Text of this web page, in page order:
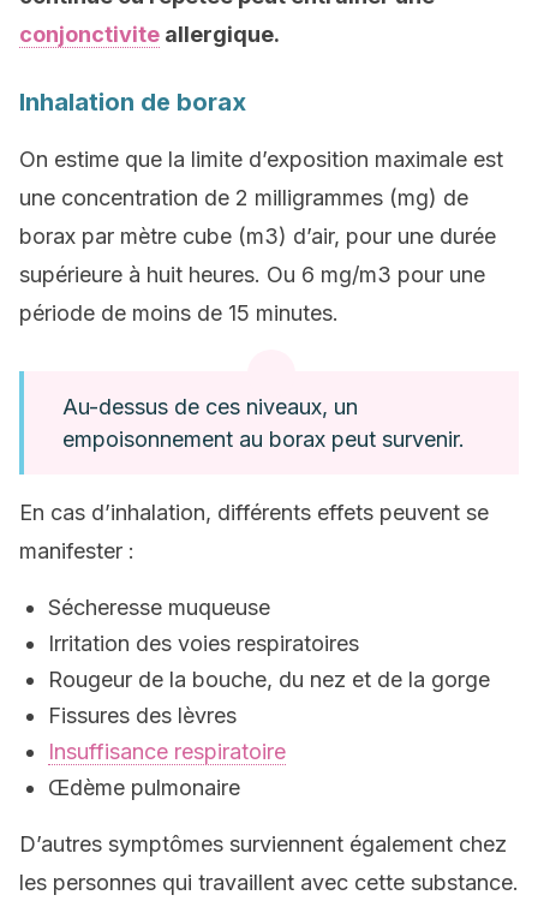
conjonctivite allergique.
Inhalation de borax
On estime que la limite d’exposition maximale est
une concentration de 2 milligrammes (mg) de
borax par mètre cube (m3) d’air, pour une durée
supérieure à huit heures. Ou 6 mg/m3 pour une
période de moins de 15 minutes.
Au-dessus de ces niveaux, un
empoisonnement au borax peut survenir.
En cas d’inhalation, différents effets peuvent se
manifester :
Sécheresse muqueuse
Irritation des voies respiratoires
Rougeur de la bouche, du nez et de la gorge
Fissures des lèvres
Insuffisance respiratoire
Œdème pulmonaire
D’autres symptômes surviennent également chez
les personnes qui travaillent avec cette substance.